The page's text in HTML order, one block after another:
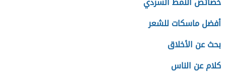
أفضل ماسكات للشعر
بحث عن الأخلاق
كلام عن الناس